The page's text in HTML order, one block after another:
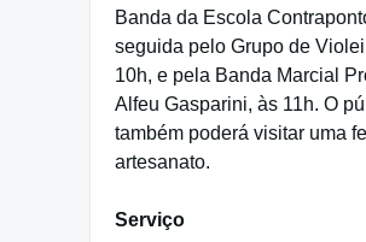
Banda da Escola
seguida pelo Grupo de
10h, e pela Banda Marcial
Alfeu Gasparini, às 11h. O
também poderá visitar uma
artesanato.
Serviço